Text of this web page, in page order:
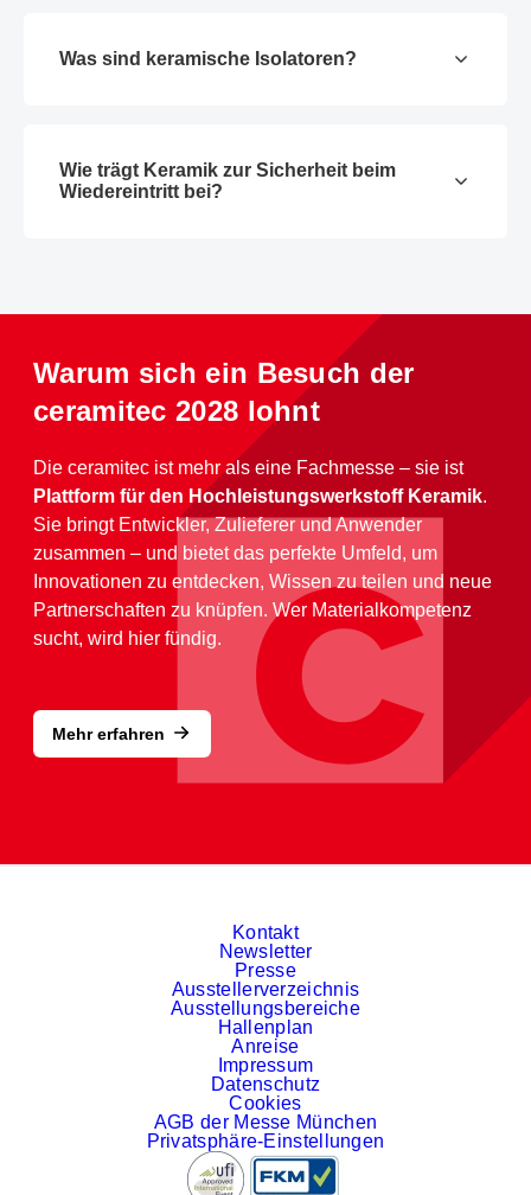
Was sind keramische Isolatoren?
Wie trägt Keramik zur Sicherheit beim
Wiedereintritt bei?
Warum sich ein Besuch der
ceramitec 2028 lohnt
Die ceramitec ist mehr als eine Fachmesse – sie ist
Plattform für den Hochleistungswerkstoff Keramik.
Sie bringt Entwickler, Zulieferer und Anwender
zusammen – und bietet das perfekte Umfeld, um
Innovationen zu entdecken, Wissen zu teilen und neue
Partnerschaften zu knüpfen. Wer Materialkompetenz
sucht, wird hier fündig.
Mehr erfahren
Kontakt
Newsletter
Presse
Ausstellerverzeichnis
Ausstellungsbereiche
Hallenplan
Anreise
Impressum
Datenschutz
Cookies
AGB der Messe München
Privatsphäre-Einstellungen